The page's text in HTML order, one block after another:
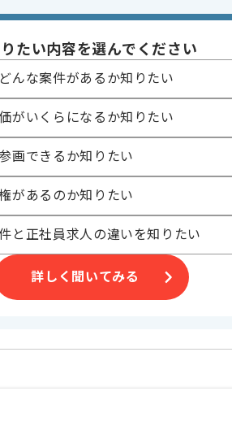
BtoC向け , ベンチャー企業 , 週3日から可能 ,
す。
たい内容を選んでください
んな案件があるか知りたい
がいくらになるか知りたい
画できるか知りたい
があるのか知りたい
と正社員求人の違いを知りたい
詳しく聞いてみる